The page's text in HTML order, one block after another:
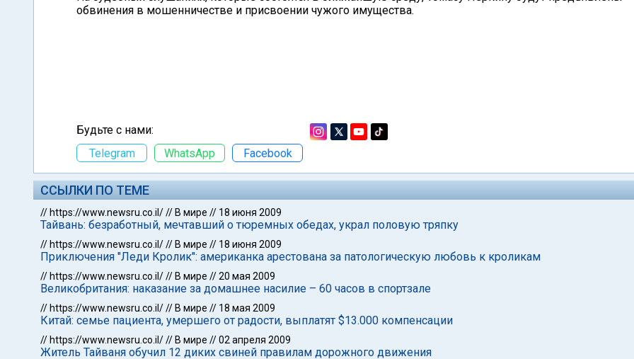
обвинения в мошенничестве и присвоении чужого имущества.
Будьте с нами:
Telegram
WhatsApp Facebook
ССЫЛКИ ПО ТЕМЕ
// https://www.newsru.co.il/// В мире // 18 июня 2009
Тайвань: безработный, мечтавший о тюремных обедах, украл половую тряпку
// https://www.newsru.co.il/// В мире // 18 июня 2009
Приключения "Леди Кролик": американка арестована за патологическую любовь к кроликам
// https://www.newsru.co.il/// В мире //20 мая 2009
Великобритания: наказание за домашнее насилие – 60 часов в спортзале
// https://www.newsru.co.il/// В мире // 18 мая 2009
Китай: семье пациента, умершего от радости, выплатят $13.000 компенсации
// https://www.newsru.co.il/// В мире //02 апреля 2009
Житель Тайваня обучил 12 диких свиней правилам дорожного движения